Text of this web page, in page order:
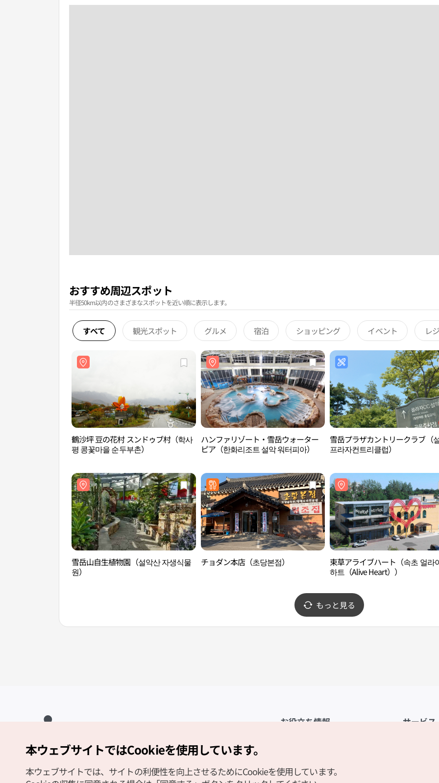
おすすめ周辺スポット
半径50km以内のさまざまなスポットを近い順に表示します。
すべて 観光スポット グルメ 宿泊 ショッピング イベント レ
鶴沙坪 豆の花村 スンドゥブ村（학사
평 콩꽃마을 순두부촌）
ハンファリゾート・雪岳ウォーター
ピア（한화리조트 설악 워터피아）
雪岳プラザカントリークラブ（
프라자컨트리클럽）
雪岳山自生植物園（설악산 자생식물
원）
チョダン本店（초당본점）
束草アライブハート（속초 얼라
하트（Alive Heart））
もっと見る
お役立ち情報
観光資料ダウンロード
サービス
Copyright (c) Korea Tourism Organization All Rights Reserved.
サイトエラー報告
公式メール
本ウェブサイトではCookieを使用しています。
本ウェブサイトでは、サイトの利便性を向上させるためにCookieを使用しています。